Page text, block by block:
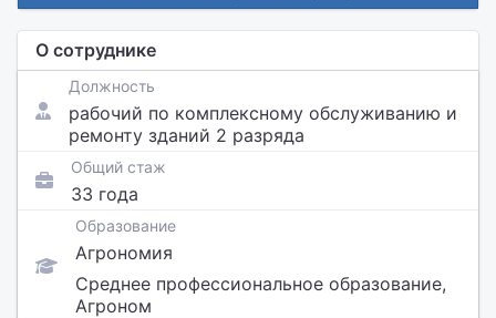
О сотруднике
Должность
рабочий по комплексному обслуживанию и
ремонту зданий 2 разряда
Общий стаж
33 года
Образование
Агрономия
Среднее профессиональное образование,
Агроном